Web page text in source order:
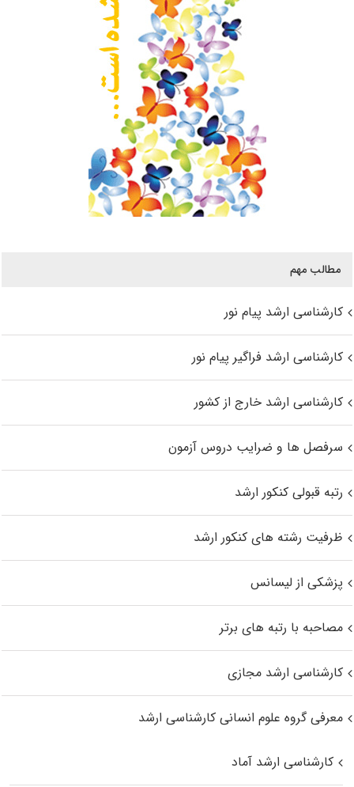
مطالب مهم
کارشناسی ارشد پیام نور
کارشناسی ارشد فراگیر پیام نور
کارشناسی ارشد خارج از کشور
سرفصل ها و ضرایب دروس آزمون
رتبه قبولی کنکور ارشد
ظرفیت رشته های کنکور ارشد
پزشکی از لیسانس
مصاحبه با رتبه های برتر
کارشناسی ارشد مجازی
معرفی گروه علوم انسانی کارشناسی ارشد
کارشناسی ارشد آماد